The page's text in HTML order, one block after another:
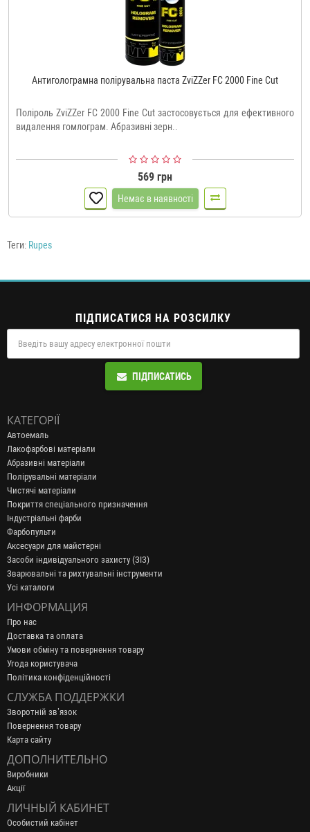
Антиголограмна полірувальна паста ZviZZer FC 2000 Fine Cut
Поліроль ZviZZer FC 2000 Fine Cut застосовується для ефективного
видалення гомлограм. Абразивні зерн..
569 грн
Немає в наявності
Теги: Rupes
ПІДПИСАТИСЯ НА РОЗСИЛКУ
ПІДПИСАТИСЬ
КАТЕГОРІЇ
Автоемаль
Лакофарбові матеріали
Абразивні матеріали
Полірувальні матеріали
Чистячі матеріали
Покриття спеціального призначення
Індустріальні фарби
Фарбопульти
Аксесуари для майстерні
Засоби індивідуального захисту (ЗІЗ)
Зварювальні та рихтувальні інструменти
Усі каталоги
ИНФОРМАЦИЯ
Про нас
Доставка та оплата
Умови обміну та повернення товару
Угода користувача
Політика конфіденційності
СЛУЖБА ПОДДЕРЖКИ
Зворотній зв’язок
Повернення товару
Карта сайту
ДОПОЛНИТЕЛЬНО
Виробники
Акції
ЛИЧНЫЙ КАБИНЕТ
Особистий кабінет